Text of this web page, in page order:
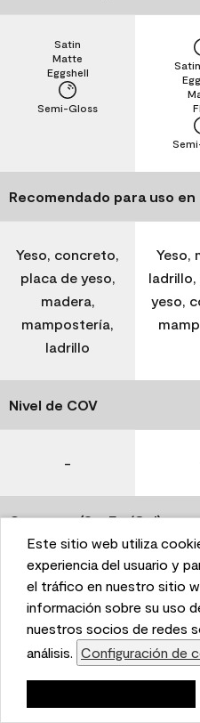
This website uses cookies
and to analyze
We also share information
with our social media,
partners. Cookie Settings
Este sitio web utiliza
experiencia del usuario y
el tráfico en nuestro sitio
información sobre su uso
nuestros socios de redes
análisis. Configuración de
Semi-Gloss
Eggshell
Matte
Satin
Recomendado para uso en
Yeso, concreto,
placa de yeso,
madera,
mampostería,
ladrillo
Yeso,
yeso,
Nivel de COV
-
Coverage (Sq. Ft./Gal)
350-400
Tiempo de secado